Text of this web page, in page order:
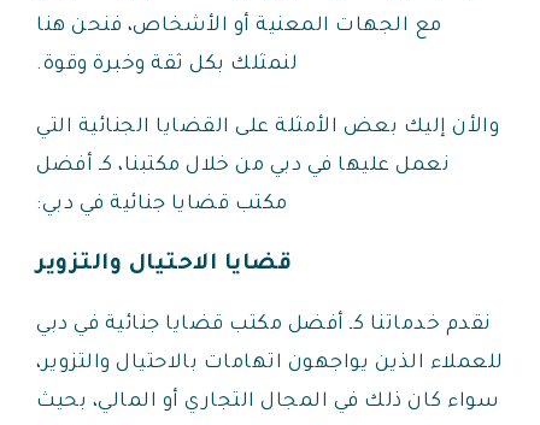
مع الجهات المعنية أو الأشخاص، فنحن هنا
لنمثلك بكل ثقة وخبرة وقوة.
والأن إليك بعض الأمثلة على القضايا الجنائية التي
نعمل عليها في دبي من خلال مكتبنا، كـ أفضل
مكتب قضايا جنائية في دبي:
قضايا الاحتيال والتزوير
نقدم خدماتنا كـ أفضل مكتب قضايا جنائية في دبي
للعملاء الذين يواجهون اتهامات بالاحتيال والتزوير،
سواء كان ذلك في المجال التجاري أو المالي، بحيث